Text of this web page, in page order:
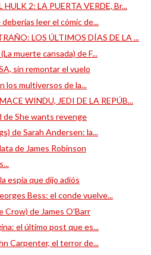
2: LA PUERTA VERDE, Br...
leer el cómic de...
LOS ÚLTIMOS DÍAS DE LA ...
muerte cansada) de F...
sin remontar el vuelo
los multiversos de la...
WINDU, JEDI DE LA REPÚB...
She wants revenge
de Sarah Andersen: la...
de James Robinson
espía que dijo adiós
Bess: el conde vuelve...
Crow) de James O'Barr
el último post que es...
Carpenter, el terror de...